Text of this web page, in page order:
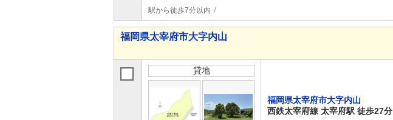
駅から徒歩7分以内
福岡県太宰府市大字内山
貸地
福岡県太宰府市大字内山
西鉄太宰府線 太宰府駅 徒歩27分